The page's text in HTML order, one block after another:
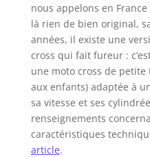
nous appelons en
là rien de bien original,
années, il existe une
cross qui fait fureur :
une moto cross de
aux enfants) adaptée à
sa vitesse et ses
renseignements
caractéristiques
article.